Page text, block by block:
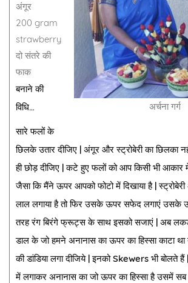
अर्चना गर्ग
अंगूर
200 gram
strawberry
दो संतरे की
फाक
बनाने की
विधि…
सारे फलों के
छिलके उतार दीजिए | अंगूर और स्ट्रोबेरी का छिलका
ही छोड़ दीजिए | कटे हुए फलों को आप किसी भी आकार
जैसा कि मैंने ऊपर आपको फोटो में दिखाया है |
लाल लगाया है तो फिर उसके ऊपर सफेद लगाएं उसके
तरह रंग बिरंगे फ्रूट्स के साथ इसको सजाएं | अब
डाल के जो हमने अनानास का ऊपर का हिस्सा काटा
की डांडिया लगा दीजिये | इनको Skewers भी बोलते
में लगाकर अनानास का जो ऊपर का हिस्सा है उसमें